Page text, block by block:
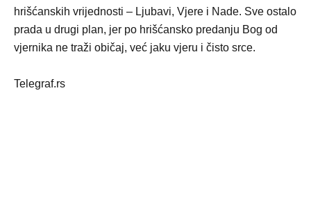
hrišćanskih vrijednosti – Ljubavi, Vjere i Nade. Sve ostalo
prada u drugi plan, jer po hrišćansko predanju Bog od
vjernika ne traži običaj, već jaku vjeru i čisto srce.
Telegraf.rs